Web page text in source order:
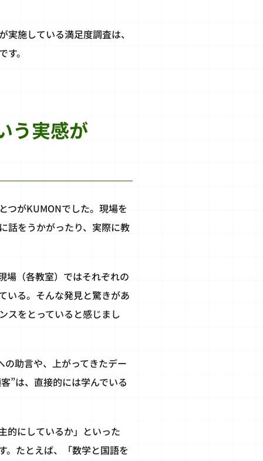
施している満足度調査は、
。
う実感が
つがKUMONでした。現場を
話をうかがったり、実際に教
場（各教室）ではそれぞれの
いる。そんな発見と驚きがあ
スをとっていると感じまし
助言や、上がってきたデー
”は、直接的には学んでいる
的にしているか」といった
。たとえば、「数学と国語を